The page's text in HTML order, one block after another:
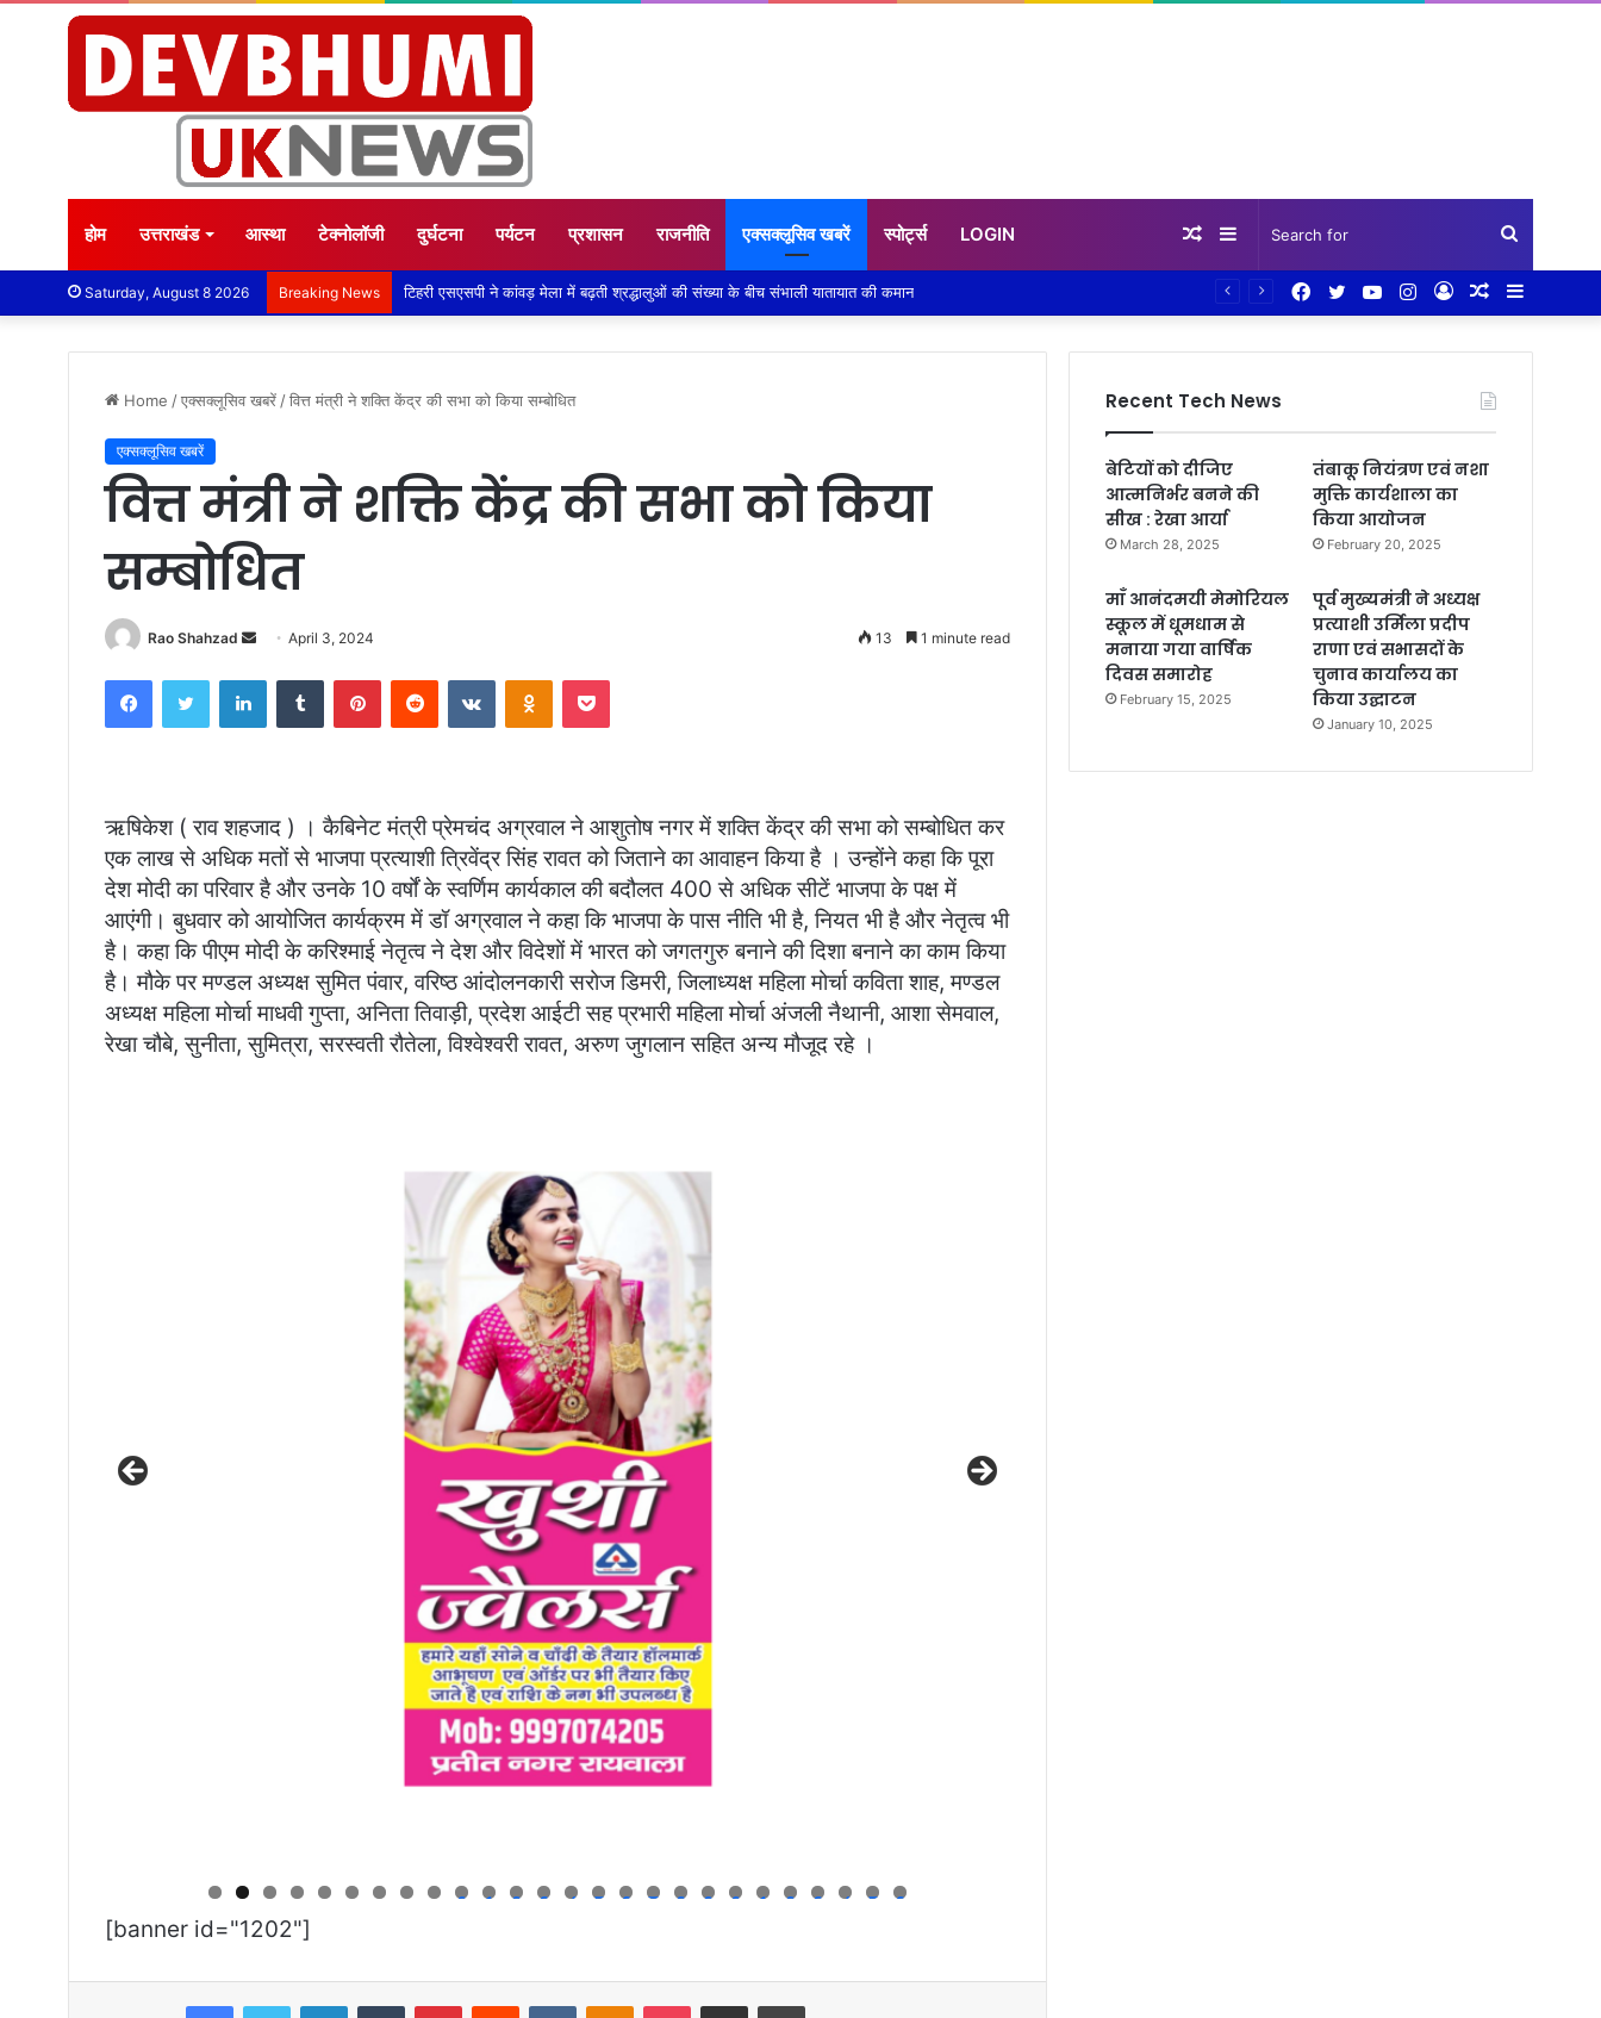
होम उत्तराखंड आस्था टेक्नोलॉजी दुर्घटना पर्यटन प्रशासन राजनीति एक्सक्लूसिव खबरें स्पोर्ट्स LOGIN Search
for
Sidebar
Random
Saturday, August 8 2026 Breaking News Sidebar
Random
Log
Instagram
YouTube
Twitter
Facebook
Home /एक्सक्लूसिव खबरें /वित्त मंत्री ने शक्ति केंद्र की सभा को किया सम्बोधित
एक्सक्लूसिव खबरें
वित्त मंत्री ने शक्ति केंद्र की सभा को किया
सम्बोधित
Rao Shahzad
SendApril 3, 2024 13 1 minute read
FacebookTwitter LinkedInTumblr PinterestReddit VKontakteOdnoklassniki
Pocket
ऋषिकेश ( राव शहजाद ) । कैबिनेट मंत्री प्रेमचंद अग्रवाल ने आशुतोष नगर में शक्ति केंद्र की सभा को सम्बोधित कर
एक लाख से अधिक मतों से भाजपा प्रत्याशी त्रिवेंद्र सिंह रावत को जिताने का आवाहन किया है । उन्होंने कहा कि पूरा
देश मोदी का परिवार है और उनके 10 वर्षों के स्वर्णिम कार्यकाल की बदौलत 400 से अधिक सीटें भाजपा के पक्ष में
आएंगी। बुधवार को आयोजित कार्यक्रम में डॉ अग्रवाल ने कहा कि भाजपा के पास नीति भी है, नियत भी है और नेतृत्व भी
है। कहा कि पीएम मोदी के करिश्माई नेतृत्व ने देश और विदेशों में भारत को जगतगुरु बनाने की दिशा बनाने का काम किया
है। मौके पर मण्डल अध्यक्ष सुमित पंवार, वरिष्ठ आंदोलनकारी सरोज डिमरी, जिलाध्यक्ष महिला मोर्चा कविता शाह, मण्डल
अध्यक्ष महिला मोर्चा माधवी गुप्ता, अनिता तिवाड़ी, प्रदेश आईटी सह प्रभारी महिला मोर्चा अंजली नैथानी, आशा सेमवाल,
रेखा चौबे, सुनीता, सुमित्रा, सरस्वती रौतेला, विश्वेश्वरी रावत, अरुण जुगलान सहित अन्य मौजूद रहे ।
0 1 2 3 4 5 6 7 8 9 0 1 2 3 4 5 6
[banner id="1202"]
FacebookTwitter LinkedInTumblr PinterestReddit VKontakteOdnoklassniki
Pocket Share via Email Print
Recent Tech News
बेटियों को दीजिए
आत्मनिर्भर बनने की
सीख : रेखा आर्या
March 28, 2025
तंबाकू नियंत्रण एवं नशा
मुक्ति कार्यशाला का
किया आयोजन
February 20, 2025
माँ आनंदमयी मेमोरियल
स्कूल में धूमधाम से
मनाया गया वार्षिक
दिवस समारोह
February 15, 2025
पूर्व मुख्यमंत्री ने अध्यक्ष
प्रत्याशी उर्मिला प्रदीप
राणा एवं सभासदों के
चुनाव कार्यालय का
किया उद्घाटन
January 10, 2025